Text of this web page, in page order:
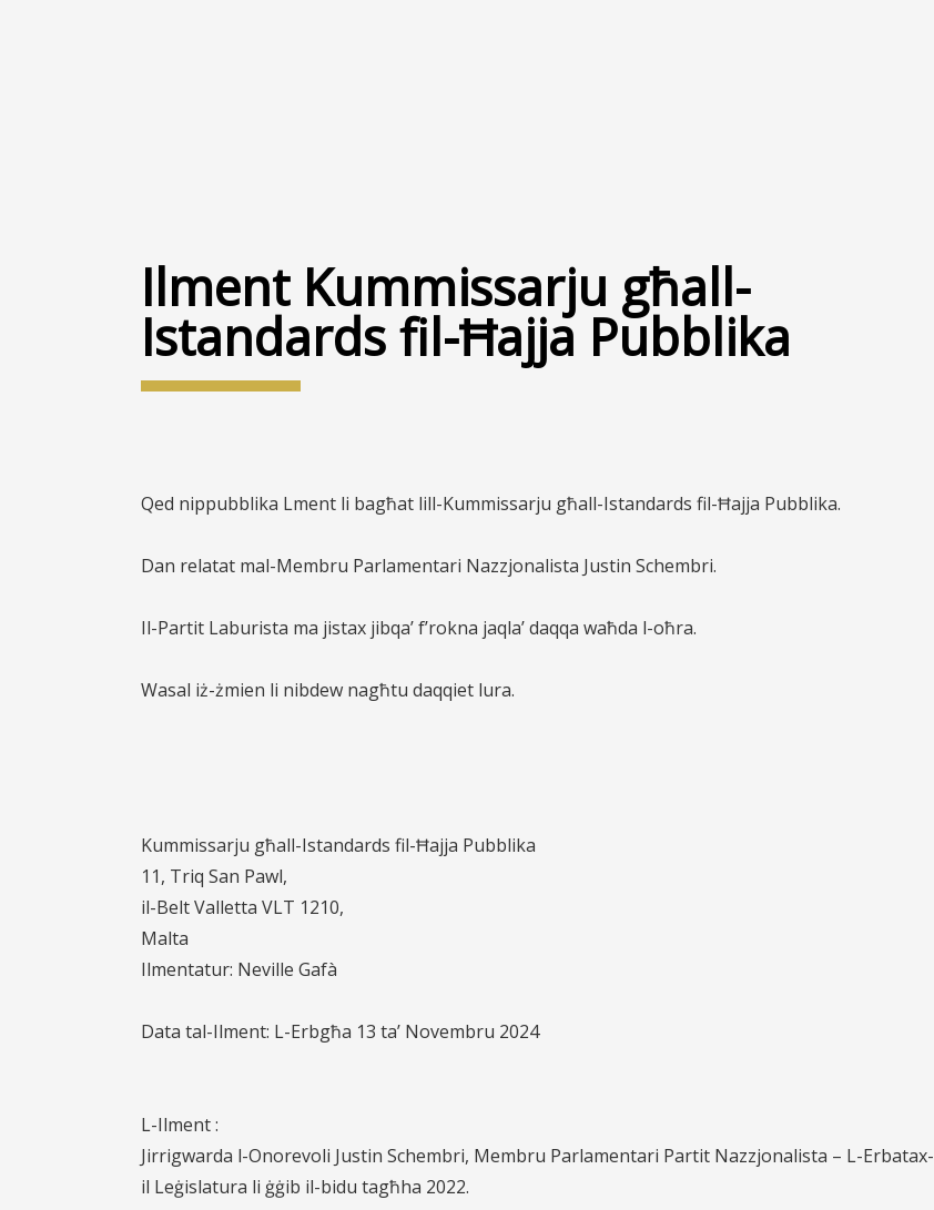
Ilment Kummissarju għall-
Istandards fil-Ħajja Pubblika
Qed nippubblika Lment li bagħat lill-Kummissarju għall-Istandards fil-Ħajja Pubblika.
Dan relatat mal-Membru Parlamentari Nazzjonalista Justin Schembri.
Il-Partit Laburista ma jistax jibqa’ f’rokna jaqla’ daqqa waħda l-oħra.
Wasal iż-żmien li nibdew nagħtu daqqiet lura.
Kummissarju għall-Istandards fil-Ħajja Pubblika
11, Triq San Pawl,
il-Belt Valletta VLT 1210,
Malta
Ilmentatur: Neville Gafà
Data tal-Ilment: L-Erbgħa 13 ta’ Novembru 2024
L-Ilment :
Jirrigwarda l-Onorevoli Justin Schembri, Membru Parlamentari Partit Nazzjonalista – L-Erbatax-
il Leġislatura li ġġib il-bidu tagħha 2022.